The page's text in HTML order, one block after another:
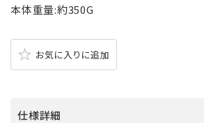
本体重量:約350G
お気に入りに追加
仕様詳細